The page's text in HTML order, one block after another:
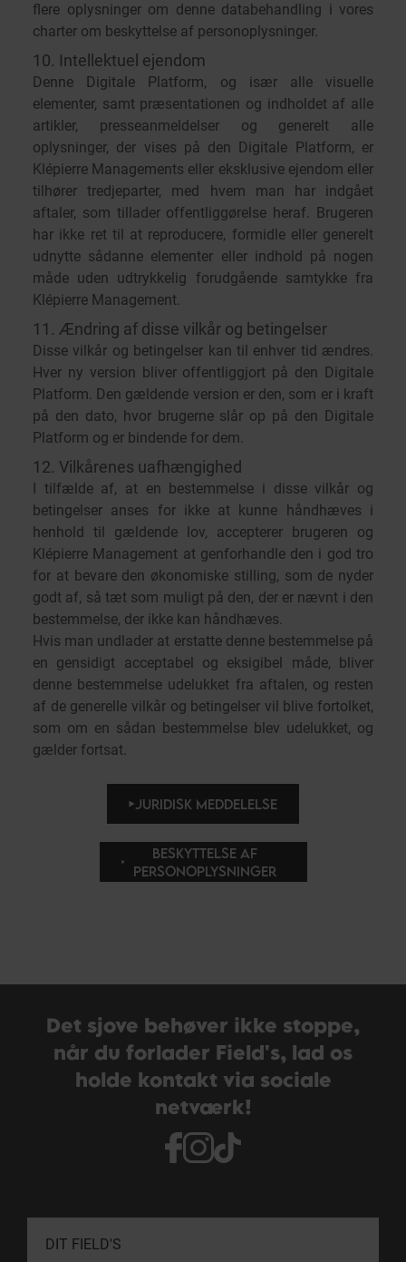
flere oplysninger om denne databehandling i vores
charter om beskyttelse af personoplysninger.
10. Intellektuel ejendom
Denne Digitale Platform, og især alle visuelle
elementer, samt præsentationen og indholdet af alle
artikler, presseanmeldelser og generelt alle
oplysninger, der vises på den Digitale Platform, er
Klépierre Managements eller eksklusive ejendom eller
tilhører tredjeparter, med hvem man har indgået
aftaler, som tillader offentliggørelse heraf. Brugeren
har ikke ret til at reproducere, formidle eller generelt
udnytte sådanne elementer eller indhold på nogen
måde uden udtrykkelig forudgående samtykke fra
Klépierre Management.
11. Ændring af disse vilkår og betingelser
Disse vilkår og betingelser kan til enhver tid ændres.
Hver ny version bliver offentliggjort på den Digitale
Platform. Den gældende version er den, som er i kraft
på den dato, hvor brugerne slår op på den Digitale
Platform og er bindende for dem.
12. Vilkårenes uafhængighed
I tilfælde af, at en bestemmelse i disse vilkår og
betingelser anses for ikke at kunne håndhæves i
henhold til gældende lov, accepterer brugeren og
Klépierre Management at genforhandle den i god tro
for at bevare den økonomiske stilling, som de nyder
godt af, så tæt som muligt på den, der er nævnt i den
bestemmelse, der ikke kan håndhæves.
Hvis man undlader at erstatte denne bestemmelse på
en gensidigt acceptabel og eksigibel måde, bliver
denne bestemmelse udelukket fra aftalen, og resten
af de generelle vilkår og betingelser vil blive fortolket,
som om en sådan bestemmelse blev udelukket, og
gælder fortsat.
JURIDISK MEDDELELSE
BESKYTTELSE AF
PERSONOPLYSNINGER
Det sjove behøver ikke stoppe,
når du forlader Field's, lad os
holde kontakt via sociale
netværk!
DIT FIELD'S